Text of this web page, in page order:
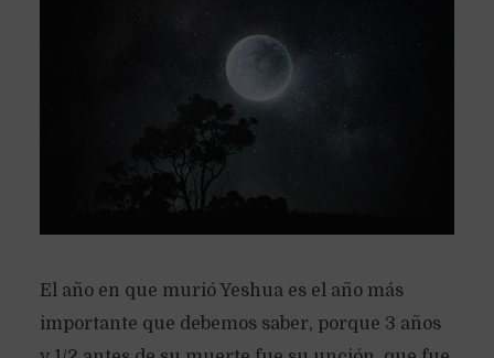
El año en que murió Yeshua es el año más
importante que debemos saber, porque 3 años